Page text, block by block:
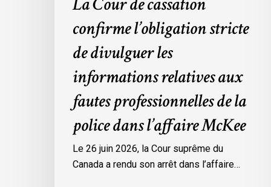
police
l’affaire
McKee
La Cour de cassation
confirme l’obligation stricte
de divulguer les
informations relatives aux
fautes professionnelles de la
police dans l’affaire McKee
Le 26 juin 2026, la Cour suprême du
Canada a rendu son arrêt dans l’affaire…